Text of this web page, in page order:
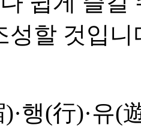
성할 것입니
행(行)·유(